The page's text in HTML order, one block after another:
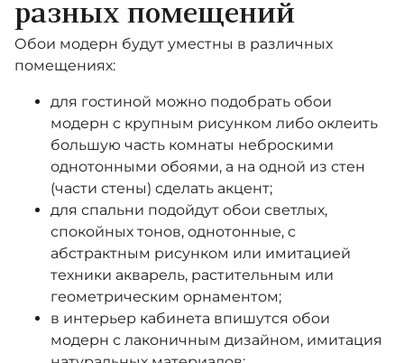
Essens
Ardmore - Jabula
Ardmore Collection
Mooi Wallcovering Green House
Reveries
Botanical ~Botanica~
Curio
разных помещений
Обои модерн будут уместны в различных
помещениях:
для гостиной можно подобрать обои
модерн с крупным рисунком либо оклеить
большую часть комнаты неброскими
однотонными обоями, а на одной из стен
(части стены) сделать акцент;
для спальни подойдут обои светлых,
спокойных тонов, однотонные, с
абстрактным рисунком или имитацией
техники акварель, растительным или
геометрическим орнаментом;
в интерьер кабинета впишутся обои
модерн с лаконичным дизайном, имитация